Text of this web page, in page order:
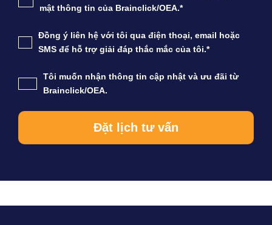
mật thông tin của Brainclick/OEA.*
Đồng ý liên hệ với tôi qua điện thoại, email hoặc
SMS để hỗ trợ giải đáp thắc mắc của tôi.*
Tôi muốn nhận thông tin cập nhật và ưu đãi từ
Brainclick/OEA.